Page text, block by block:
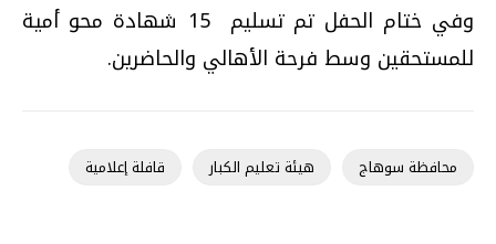
وفي ختام الحفل تم تسليم15 شهادة محو أمية
للمستحقين وسط فرحة الأهالي والحاضرين.
محافظة سوهاج هيئة تعليم الكبار قافلة إعلامية